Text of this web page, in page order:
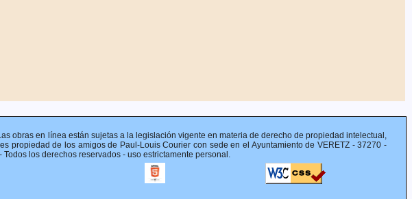
obras en línea están sujetas a la legislación vigente en materia de derecho de propiedad intelectual,
propiedad de los amigos de Paul-Louis Courier con sede en el Ayuntamiento de VERETZ - 37270 -
los derechos reservados - uso estrictamente personal.